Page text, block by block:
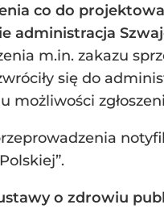
co do
administracja
m.in. zakazu
się do
możliwości
o zdrowiu